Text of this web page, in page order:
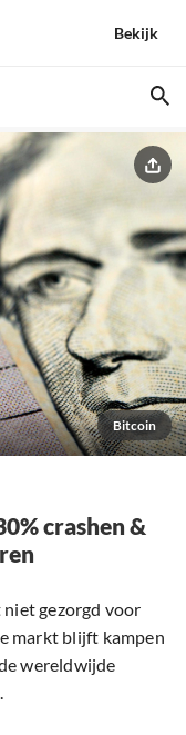
Bekijk
Bitcoin
crashen &
niet gezorgd voor
markt blijft kampen
wereldwijde